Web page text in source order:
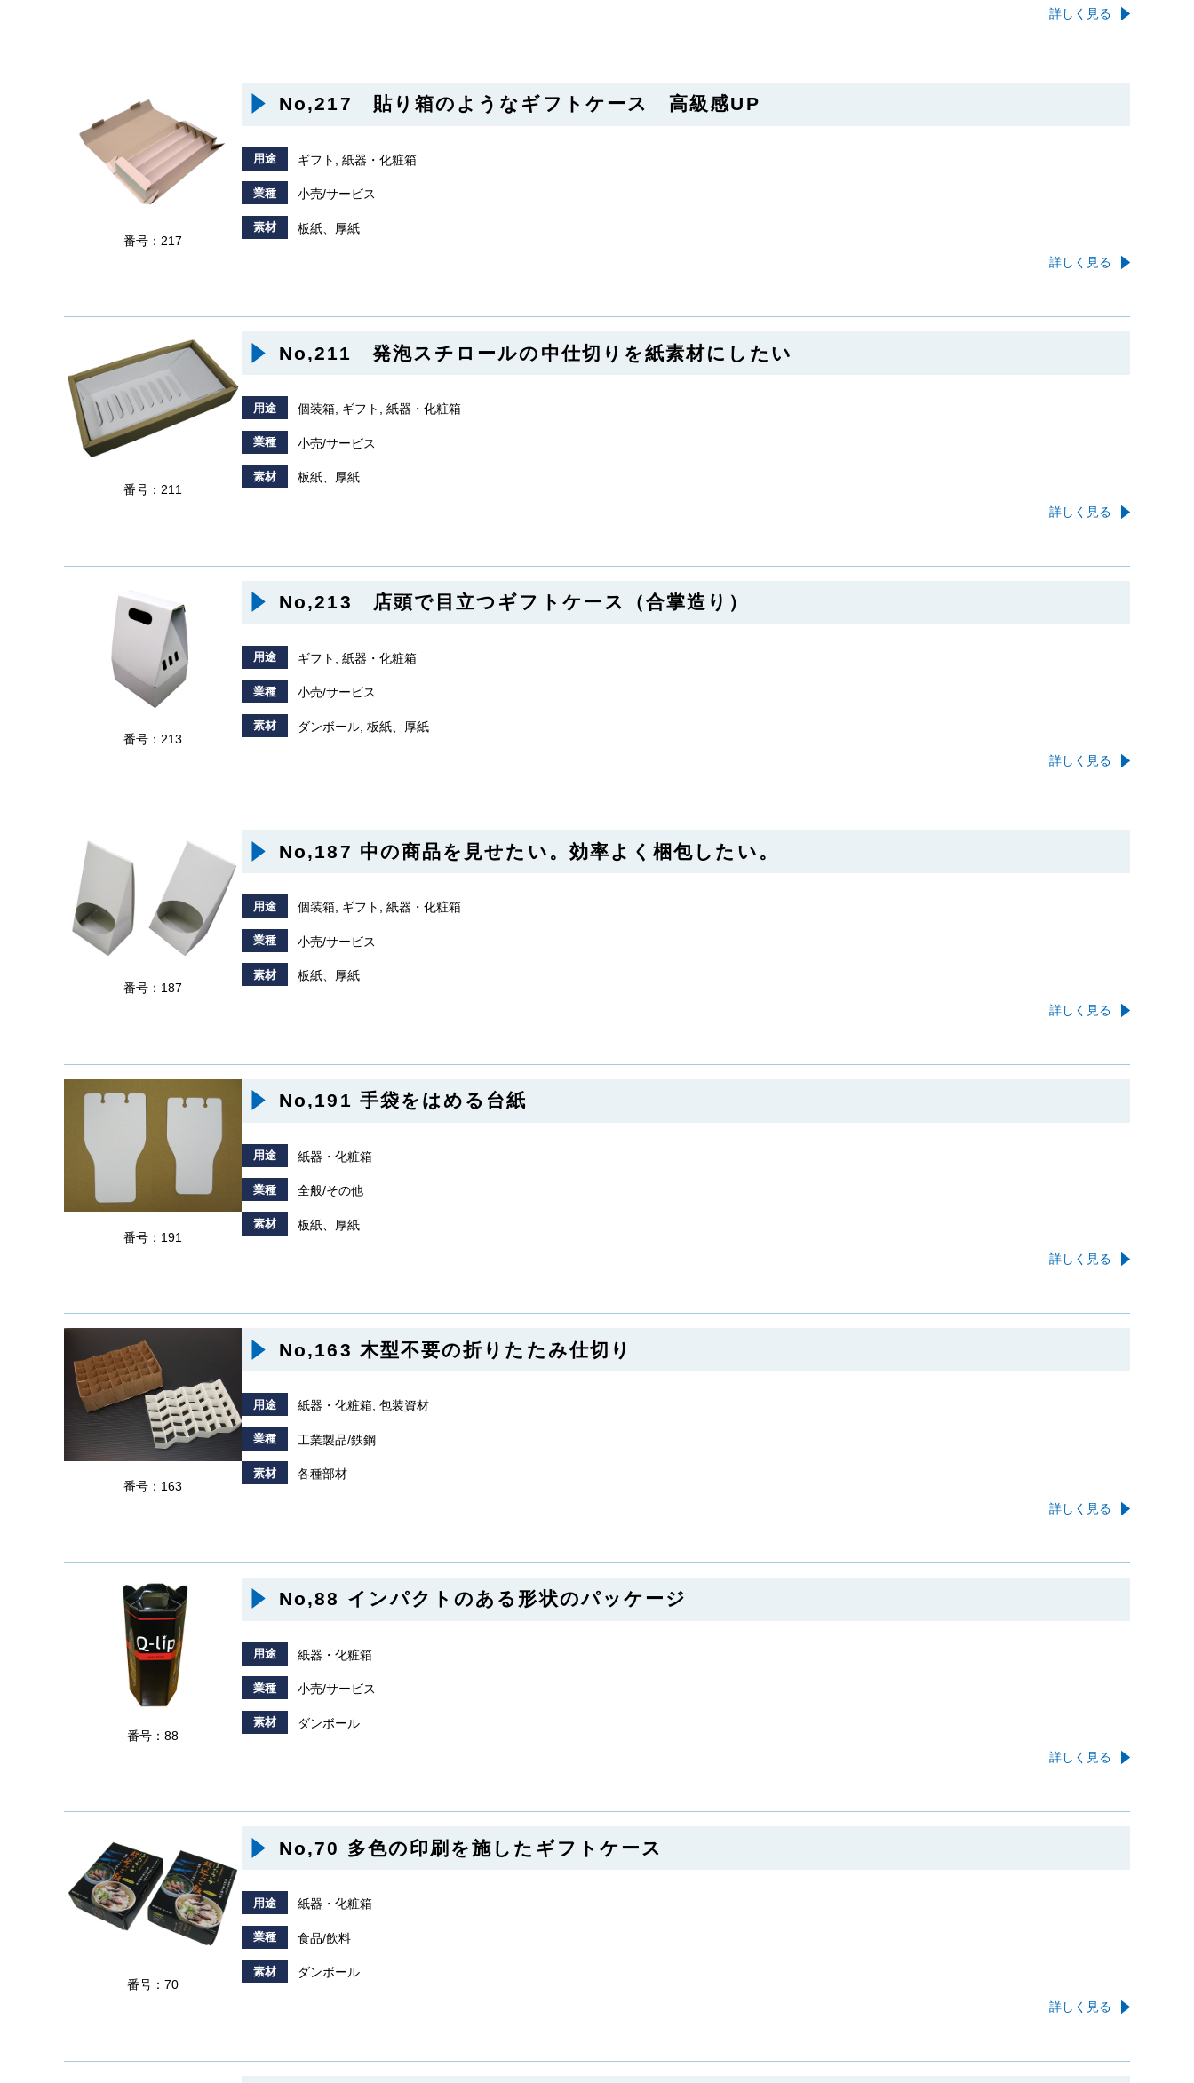
詳しく見る
番号：217
No,217 貼り箱のようなギフトケース 高級感UP
用途 ギフト, 紙器・化粧箱
業種 小売/サービス
素材 板紙、厚紙
詳しく見る
番号：211
No,211 発泡スチロールの中仕切りを紙素材にしたい
用途 個装箱, ギフト, 紙器・化粧箱
業種 小売/サービス
素材 板紙、厚紙
詳しく見る
番号：213
No,213 店頭で目立つギフトケース（合掌造り）
用途 ギフト, 紙器・化粧箱
業種 小売/サービス
素材 ダンボール, 板紙、厚紙
詳しく見る
番号：187
No,187 中の商品を見せたい。効率よく梱包したい。
用途 個装箱, ギフト, 紙器・化粧箱
業種 小売/サービス
素材 板紙、厚紙
詳しく見る
番号：191
No,191 手袋をはめる台紙
用途 紙器・化粧箱
業種 全般/その他
素材 板紙、厚紙
詳しく見る
番号：163
No,163 木型不要の折りたたみ仕切り
用途 紙器・化粧箱, 包装資材
業種 工業製品/鉄鋼
素材 各種部材
詳しく見る
番号：88
No,88 インパクトのある形状のパッケージ
用途 紙器・化粧箱
業種 小売/サービス
素材 ダンボール
詳しく見る
番号：70
No,70 多色の印刷を施したギフトケース
用途 紙器・化粧箱
業種 食品/飲料
素材 ダンボール
詳しく見る